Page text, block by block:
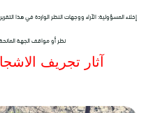
إخلاء المسؤولية: الآراء ووجهات النظر الواردة في هذا
نظر أو مواقف الجهة
آثار تجريف